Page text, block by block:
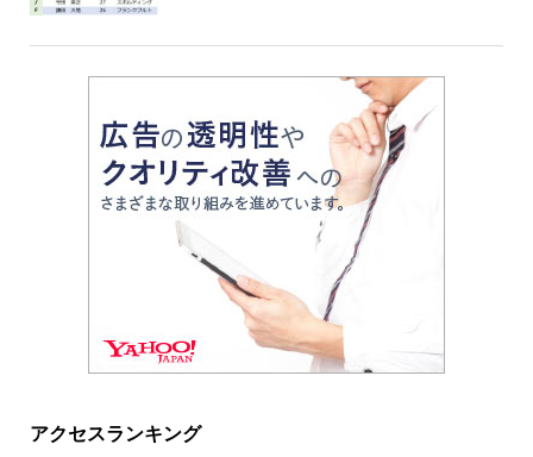
アクセスランキング